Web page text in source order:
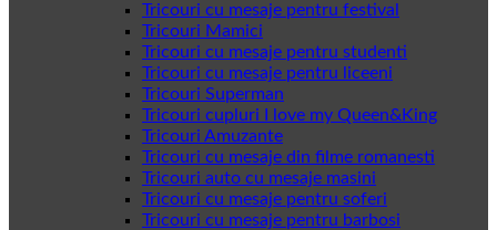
Tricouri cu mesaje pentru festival
Tricouri Mamici
Tricouri cu mesaje pentru studenti
Tricouri cu mesaje pentru liceeni
Tricouri Superman
Tricouri cupluri I love my Queen&King
Tricouri Amuzante
Tricouri cu mesaje din filme romanesti
Tricouri auto cu mesaje masini
Tricouri cu mesaje pentru soferi
Tricouri cu mesaje pentru barbosi